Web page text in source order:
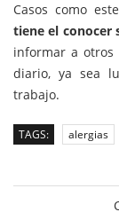
Casos como
tiene el conocer
informar a otros
diario, ya sea
trabajo.
TAGS: alergias